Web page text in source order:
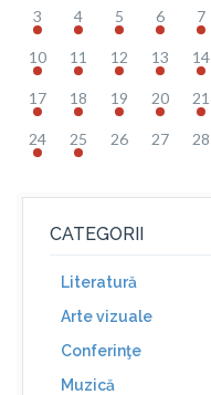
3 4 5 6 7
10 11 12 13 14
17 18 19 20 21
24 25 26 27 28
CATEGORII
Literatură
Arte vizuale
Conferinţe
Muzică